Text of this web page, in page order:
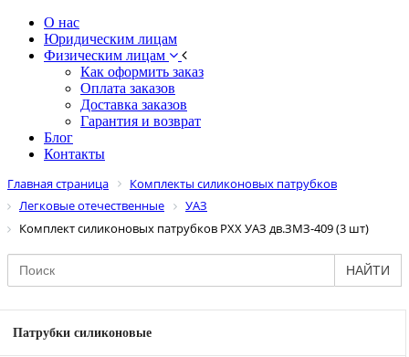
О нас
Юридическим лицам
Физическим лицам
Как оформить заказ
Оплата заказов
Доставка заказов
Гарантия и возврат
Блог
Контакты
Главная страница
Комплекты силиконовых патрубков
Легковые отечественные
УАЗ
Комплект силиконовых патрубков РХХ УАЗ дв.ЗМЗ-409 (3 шт)
НАЙТИ
Патрубки силиконовые